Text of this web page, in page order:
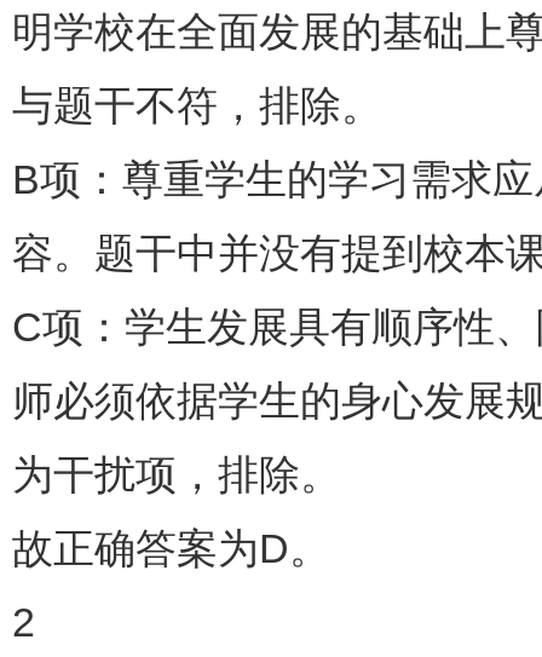
明学校在全面发展的基础上
与题干不符，排除。
B项：尊重学生的学习需求
容。题干中并没有提到校本
C项：学生发展具有顺序性
师必须依据学生的身心发展
为干扰项，排除。
故正确答案为D。
2